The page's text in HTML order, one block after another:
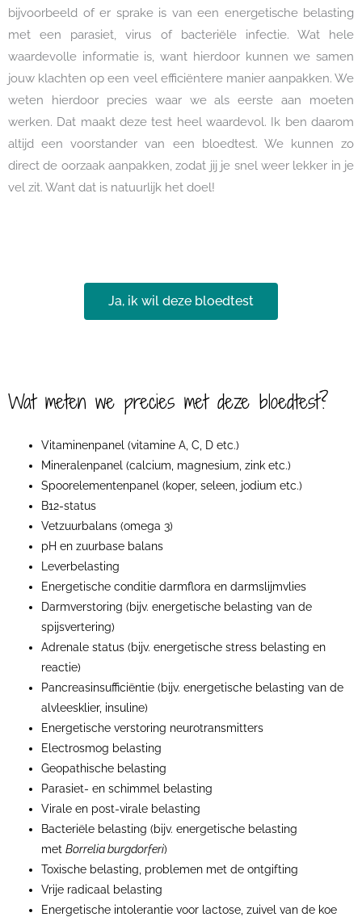
bijvoorbeeld of er sprake is van een energetische belasting
met een parasiet, virus of bacteriële infectie. Wat hele
waardevolle informatie is, want hierdoor kunnen we samen
jouw klachten op een veel efficiëntere manier aanpakken. We
weten hierdoor precies waar we als eerste aan moeten
werken. Dat maakt deze test heel waardevol. Ik ben daarom
altijd een voorstander van een bloedtest. We kunnen zo
direct de oorzaak aanpakken, zodat jij je snel weer lekker in je
vel zit. Want dat is natuurlijk het doel!
Ja, ik wil deze bloedtest
Wat meten we precies met deze bloedtest?
Vitaminenpanel (vitamine A, C, D etc.)
Mineralenpanel (calcium, magnesium, zink etc.)
Spoorelementenpanel (koper, seleen, jodium etc.)
B12-status
Vetzuurbalans (omega 3)
pH en zuurbase balans
Leverbelasting
Energetische conditie darmflora en darmslijmvlies
Darmverstoring (bijv. energetische belasting van de
spijsvertering)
Adrenale status (bijv. energetische stress belasting en
reactie)
Pancreasinsufficiëntie (bijv. energetische belasting van de
alvleesklier, insuline)
Energetische verstoring neurotransmitters
Electrosmog belasting
Geopathische belasting
Parasiet- en schimmel belasting
Virale en post-virale belasting
Bacteriële belasting (bijv. energetische belasting
metBorrelia burgdorferi)
Toxische belasting, problemen met de ontgifting
Vrije radicaal belasting
Energetische intolerantie voor lactose, zuivel van de koe